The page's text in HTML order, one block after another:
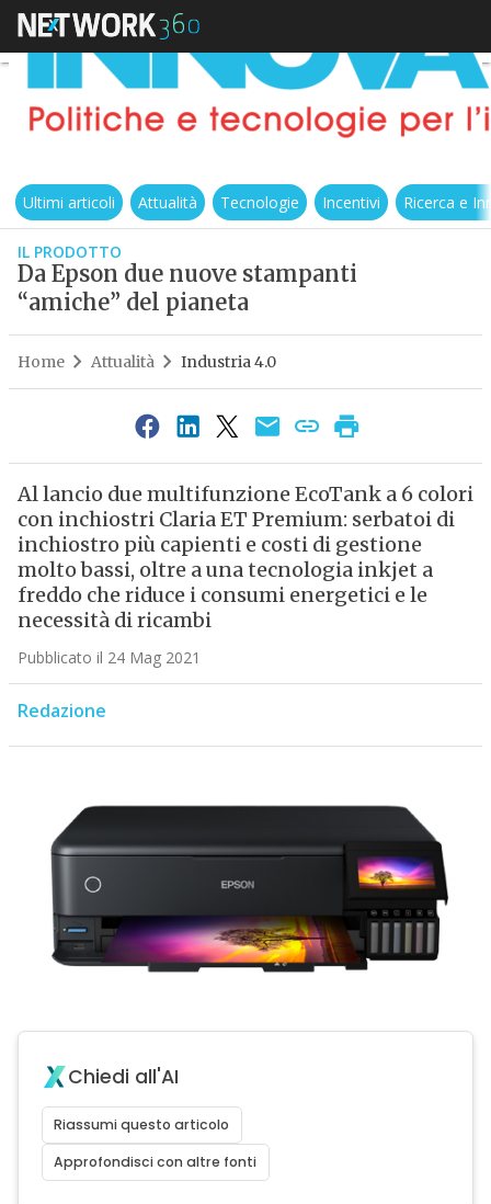
Ultimi articoli Attualità Tecnologie Incentivi Ricerca e
IL PRODOTTO
Da Epson due nuove stampanti
“amiche” del pianeta
Home Attualità Industria 4.0
Al lancio due multifunzione EcoTank a 6 colori
con inchiostri Claria ET Premium: serbatoi di
inchiostro più capienti e costi di gestione
molto bassi, oltre a una tecnologia inkjet a
freddo che riduce i consumi energetici e le
necessità di ricambi
Pubblicato il 24 Mag 2021
Redazione
Chiedi all'AI
Riassumi questo articolo
Approfondisci con altre fonti